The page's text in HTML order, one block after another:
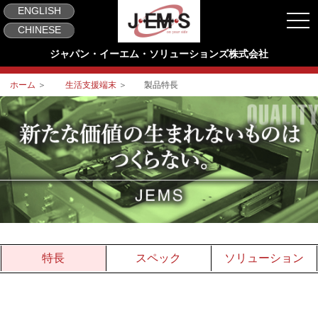
ジャパン・イーエム・ソリューションズ株式会社
ENGLISH
CHINESE
ホーム ＞ 生活支援端末 ＞ 製品特長
特長 スペック ソリューション